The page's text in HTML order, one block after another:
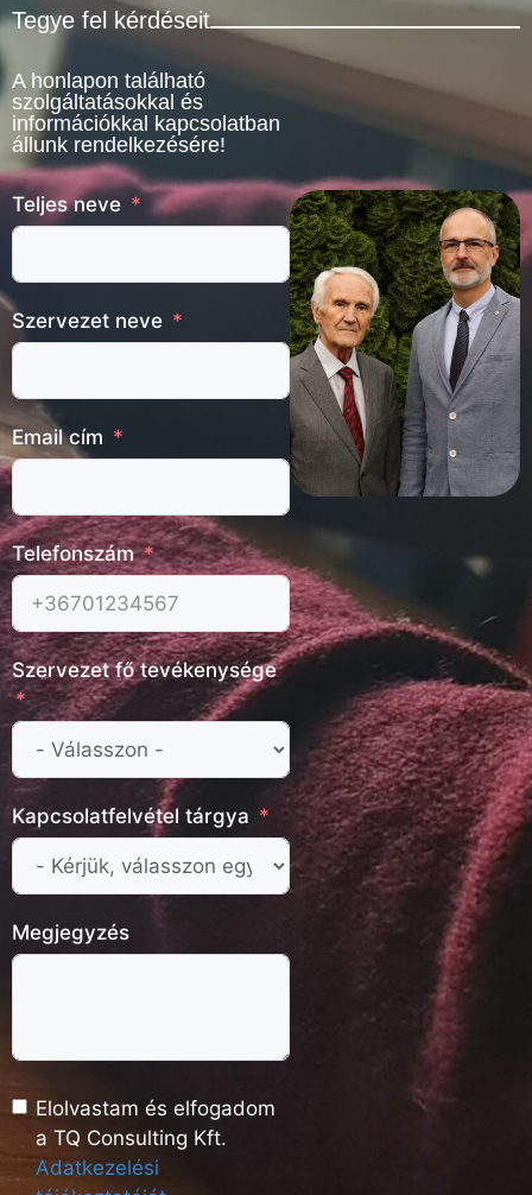
Tegye fel kérdéseit
A honlapon található
szolgáltatásokkal és
információkkal kapcsolatban
állunk rendelkezésére!
Teljes neve
Szervezet neve
Email cím
Telefonszám
Szervezet fő tevékenysége
Kapcsolatfelvétel tárgya
Megjegyzés
Elolvastam és elfogadom
a TQ Consulting Kft.
Adatkezelési